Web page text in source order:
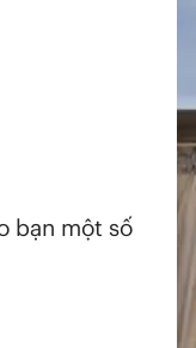
bạn một số